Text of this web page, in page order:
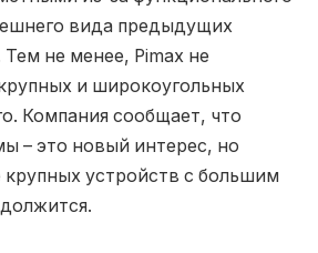
вида предыдущих
не менее, Pimax не
и широкоугольных
Компания сообщает, что
– это новый интерес, но
крупных устройств с большим